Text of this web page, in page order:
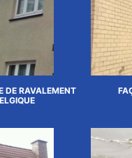
DE RAVALEMENT